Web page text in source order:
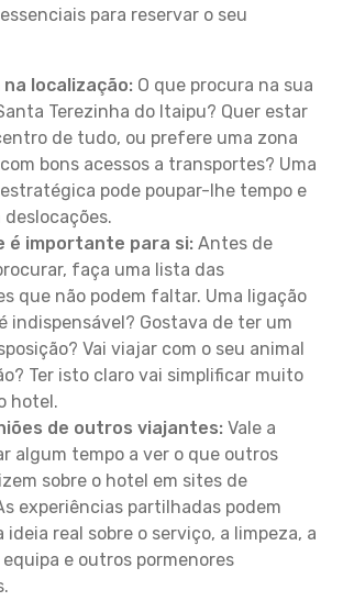
para reservar o seu
na localização: O que procura na sua
Terezinha do Itaipu? Quer estar
de tudo, ou prefere uma zona
bons acessos a transportes? Uma
pode poupar-lhe tempo e
é importante para si: Antes de
faça uma lista das
que não podem faltar. Uma ligação
indispensável? Gostava de ter um
Vai viajar com o seu animal
Ter isto claro vai simplificar muito
hotel.
de outros viajantes: Vale a
algum tempo a ver o que outros
sobre o hotel em sites de
experiências partilhadas podem
ideia real sobre o serviço, a limpeza, a
e outros pormenores